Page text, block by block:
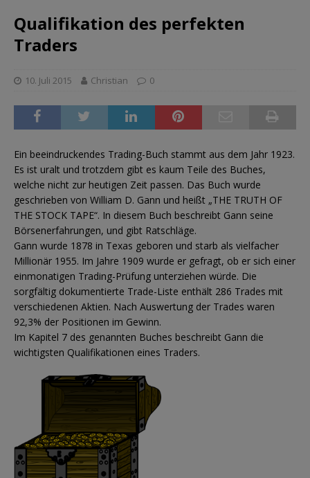
Qualifikation des perfekten
Traders
10. Juli 2015 Christian 0
Ein beeindruckendes Trading-Buch stammt aus dem Jahr 1923.
Es ist uralt und trotzdem gibt es kaum Teile des Buches,
welche nicht zur heutigen Zeit passen. Das Buch wurde
geschrieben von William D. Gann und heißt „THE TRUTH OF
THE STOCK TAPE“. In diesem Buch beschreibt Gann seine
Börsenerfahrungen, und gibt Ratschläge.
Gann wurde 1878 in Texas geboren und starb als vielfacher
Millionär 1955. Im Jahre 1909 wurde er gefragt, ob er sich einer
einmonatigen Trading-Prüfung unterziehen würde. Die
sorgfältig dokumentierte Trade-Liste enthält 286 Trades mit
verschiedenen Aktien. Nach Auswertung der Trades waren
92,3% der Positionen im Gewinn.
Im Kapitel 7 des genannten Buches beschreibt Gann die
wichtigsten Qualifikationen eines Traders.